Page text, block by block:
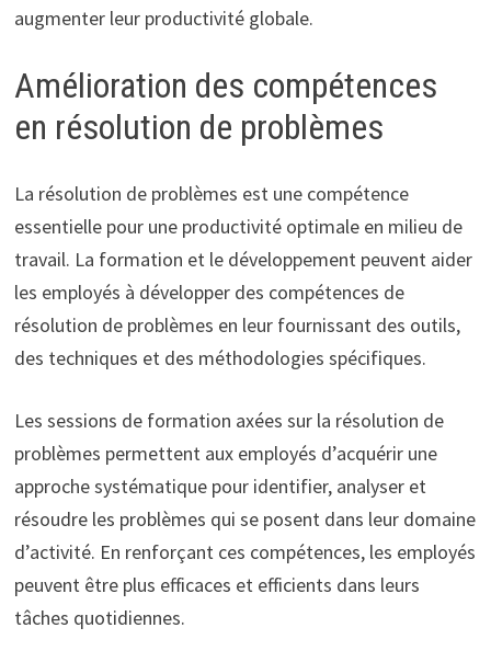
augmenter leur productivité globale.
Amélioration des compétences
en résolution de problèmes
La résolution de problèmes est une compétence
essentielle pour une productivité optimale en milieu de
travail. La formation et le développement peuvent aider
les employés à développer des compétences de
résolution de problèmes en leur fournissant des outils,
des techniques et des méthodologies spécifiques.
Les sessions de formation axées sur la résolution de
problèmes permettent aux employés d’acquérir une
approche systématique pour identifier, analyser et
résoudre les problèmes qui se posent dans leur domaine
d’activité. En renforçant ces compétences, les employés
peuvent être plus efficaces et efficients dans leurs
tâches quotidiennes.